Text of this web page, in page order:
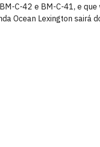
C-42 e BM-C-41, e
Ocean Lexington sairá